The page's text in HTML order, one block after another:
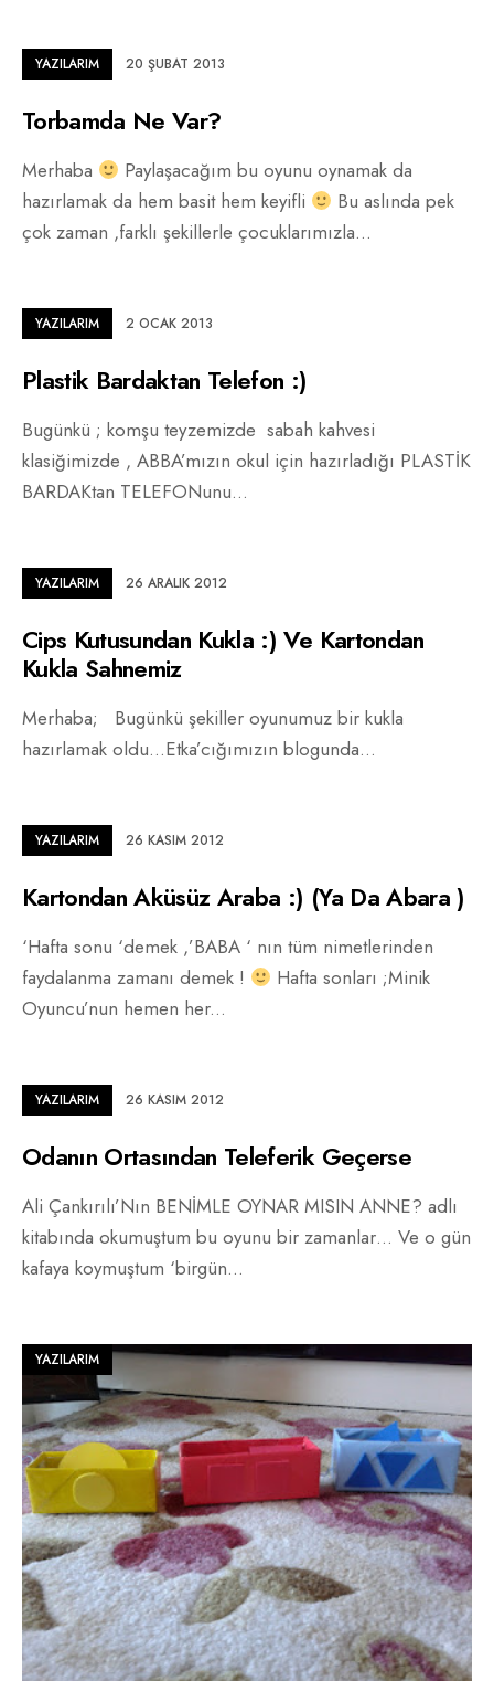
YAZILARIM 20 ŞUBAT 2013
Torbamda Ne Var?
Merhaba
Paylaşacağım bu oyunu oynamak da
hazırlamak da hem basit hem keyifli
Bu aslında pek
çok zaman ,farklı şekillerle çocuklarımızla...
YAZILARIM 2 OCAK 2013
Plastik Bardaktan Telefon :)
Bugünkü ; komşu teyzemizde sabah kahvesi
klasiğimizde , ABBA’mızın okul için hazırladığı PLASTİK
BARDAKtan TELEFONunu...
YAZILARIM 26 ARALIK 2012
Cips Kutusundan Kukla :) Ve Kartondan
Kukla Sahnemiz
Merhaba; Bugünkü şekiller oyunumuz bir kukla
hazırlamak oldu…Etka’cığımızın blogunda...
YAZILARIM 26 KASIM 2012
Kartondan Aküsüz Araba :) (Ya Da Abara )
‘Hafta sonu ‘demek ,’BABA ‘ nın tüm nimetlerinden
faydalanma zamanı demek !
Hafta sonları ;Minik
Oyuncu’nun hemen her...
YAZILARIM 26 KASIM 2012
Odanın Ortasından Teleferik Geçerse
Ali Çankırılı’Nın BENİMLE OYNAR MISIN ANNE? adlı
kitabında okumuştum bu oyunu bir zamanlar… Ve o gün
kafaya koymuştum ‘birgün...
YAZILARIM